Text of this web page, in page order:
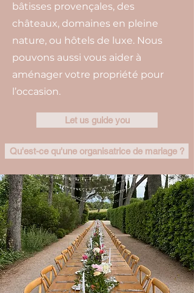
bâtisses provençales, des
châteaux, domaines en pleine
nature, ou hôtels de luxe. Nous
pouvons aussi vous aider à
aménager votre propriété pour
l’occasion.
Let us guide you
Qu'est-ce qu'une organisatrice de mariage ?